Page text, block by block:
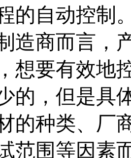
的自动控制
造商而言，
想要有效地
的，但是具
的种类、厂
范围等因素